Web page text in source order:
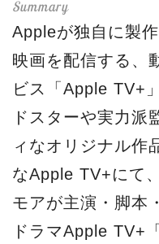
Appleが独自に製
映画を配信する、
ビス「Apple TV+
ドスターや実力派
ィなオリジナル作
なApple TV+にて
モアが主演・脚本
ドラマApple TV+